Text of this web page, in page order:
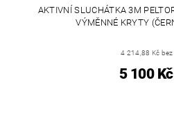
AKTIVNÍ SLUCHÁTKA 3M
VÝMĚNNÉ KRYTY
4 214,88 Kč bez
5 100 Kč